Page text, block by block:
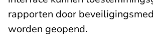
rapporten door
worden geopend.